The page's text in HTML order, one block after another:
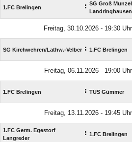
1.FC Brelingen : SG Groß
Landringhausen
Freitag, 30.10.2026 - 19:30
SG Kirchwehren/​Lathw.-Velber : 1.FC Brelingen
Freitag, 06.11.2026 - 19:00
1.FC Brelingen : TUS Gümmer
Freitag, 13.11.2026 - 19:45
1.FC Germ. Egestorf
Langreder
: 1.FC Brelingen